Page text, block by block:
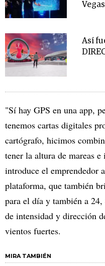
Vegas
Así
"Sí hay GPS en una app,
tenemos cartas digitales
cartógrafo, hicimos
tener la altura de mareas
introduce el emprendedor
plataforma, que también
para el día y también a
de intensidad y dirección
vientos fuertes.
MIRA TAMBIÉN